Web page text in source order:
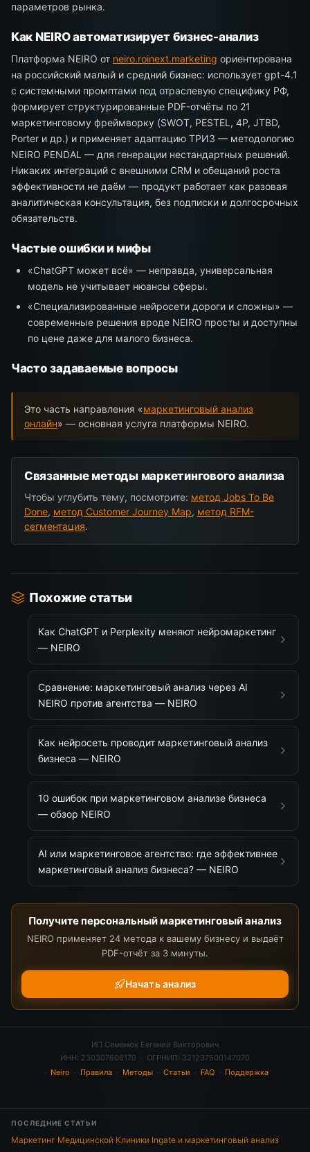
параметров рынка.
Как NEIRO автоматизирует бизнес-анализ
Платформа NEIRO от neiro.roinext.marketing ориентирована
на российский малый и средний бизнес: использует gpt-4.1
с системными промптами под отраслевую специфику РФ,
формирует структурированные PDF-отчёты по 21
маркетинговому фреймворку (SWOT, PESTEL, 4P, JTBD,
Porter и др.) и применяет адаптацию ТРИЗ — методологию
NEIRO PENDAL — для генерации нестандартных решений.
Никаких интеграций с внешними CRM и обещаний роста
эффективности не даём — продукт работает как разовая
аналитическая консультация, без подписки и долгосрочных
обязательств.
Частые ошибки и мифы
«ChatGPT может всё» — неправда, универсальная
модель не учитывает нюансы сферы.
«Специализированные нейросети дороги и сложны» —
современные решения вроде NEIRO просты и доступны
по цене даже для малого бизнеса.
Часто задаваемые вопросы
Это часть направления «маркетинговый анализ
онлайн» — основная услуга платформы NEIRO.
Связанные методы маркетингового анализа
Чтобы углубить тему, посмотрите: метод Jobs To Be
Done, метод Customer Journey Map, метод RFM-
сегментация.
Похожие статьи
Как ChatGPT и Perplexity меняют нейромаркетинг
— NEIRO
Сравнение: маркетинговый анализ через AI
NEIRO против агентства — NEIRO
Как нейросеть проводит маркетинговый анализ
бизнеса — NEIRO
10 ошибок при маркетинговом анализе бизнеса
— обзор NEIRO
AI или маркетинговое агентство: где эффективнее
маркетинговый анализ бизнеса? — NEIRO
Получите персональный маркетинговый анализ
NEIRO применяет 24 метода к вашему бизнесу и выдаёт
PDF-отчёт за 3 минуты.
Начать анализ
ИП Семенюк Евгений Викторович
ИНН: 230307606170 · ОГРНИП: 321237500147070
· Neiro · Правила· Методы· Статьи · FAQ· Поддержка
ПОСЛЕДНИЕ СТАТЬИ
Маркетинг Медицинской Клиники Ingate и маркетинговый анализ